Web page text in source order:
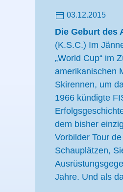
03.12.2015
Die Geburt des
(K.S.C.) Im
„World Cup“ im
amerikanischen
Skirennen, um
1966 kündigte
dem bisher
Vorbilder Tour
Schauplätzen,
Jahre. Und als